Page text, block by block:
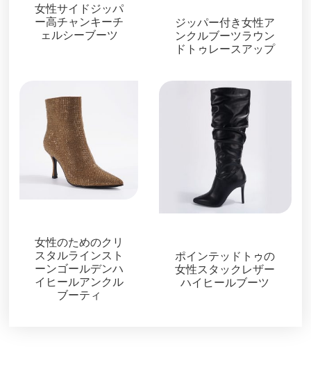
女性サイドジッパ
ー高チャンキーチ
ェルシーブーツ
ジッパー付き女性ア
ンクルブーツラウン
ドトゥレースアップ
女性のためのクリ
スタルラインスト
ーンゴールデンハ
イヒールアンクル
ブーティ
ポインテッドトゥの
女性スタックレザー
ハイヒールブーツ